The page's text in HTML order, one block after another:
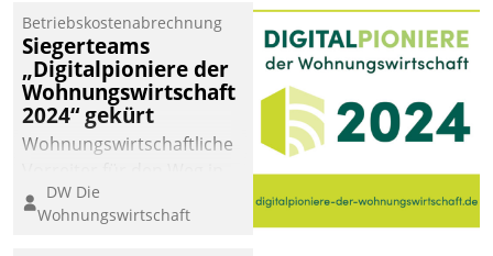
Betriebskostenabrechnung
Siegerteams
„Digitalpioniere der
Wohnungswirtschaft
2024“ gekürt
Wohnungswirtschaftliche
eine digitale Zukunft zu
finden, ist das Ziel des
DW Die
Wohnungswirtschaft